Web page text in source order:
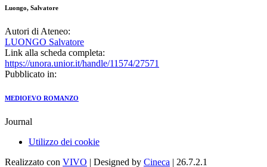
Luongo, Salvatore
Autori di Ateneo:
LUONGO Salvatore
Link alla scheda completa:
https://unora.unior.it/handle/11574/27571
Pubblicato in:
MEDIOEVO ROMANZO
Journal
Utilizzo dei cookie
Realizzato con VIVO | Designed by Cineca | 26.7.2.1